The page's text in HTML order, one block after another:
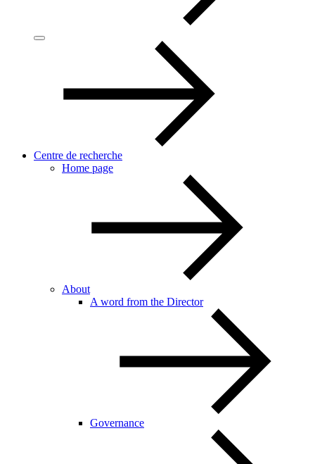
Centre de recherche
Home page
About
A word from the Director
Governance